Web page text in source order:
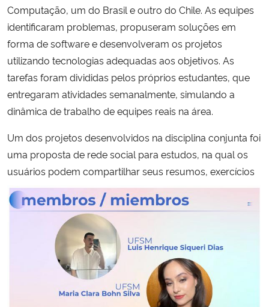
Computação, um do Brasil e outro do Chile. As equipes
identificaram problemas, propuseram soluções em
forma de software e desenvolveram os projetos
utilizando tecnologias adequadas aos objetivos. As
tarefas foram divididas pelos próprios estudantes, que
entregaram atividades semanalmente, simulando a
dinâmica de trabalho de equipes reais na área.
Um dos projetos desenvolvidos na disciplina conjunta foi
uma proposta de rede social para estudos, na qual os
usuários podem compartilharseus resumos, exercícios